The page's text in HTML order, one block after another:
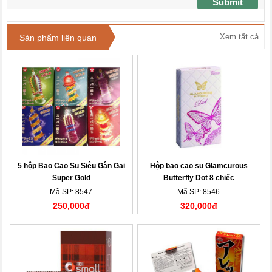
Sản phẩm liên quan Xem tất cả
5 hộp Bao Cao Su Siêu Gân Gai
Super Gold
Mã SP: 8547
250,000đ
Hộp bao cao su Glamcurous
Butterfly Dot 8 chiếc
Mã SP: 8546
320,000đ